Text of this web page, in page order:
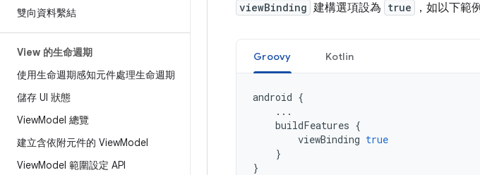
雙向資料繫結
View 的生命週期
使用生命週期感知元件處理生命週期
儲存 UI 狀態
ViewModel 總覽
建立含依附元件的 ViewModel
ViewModel 範圍設定 API
viewBinding 建構選項設為 true ，如以下範
Groovy Kotlin
android {
...
buildFeatures {
viewBinding true
}
}